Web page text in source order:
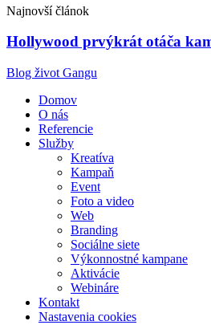
Najnovší článok
Hollywood prvýkrát otáča
Blog život Gangu
Domov
O nás
Referencie
Služby
Kreatíva
Kampaň
Event
Foto a video
Web
Branding
Sociálne siete
Výkonnostné kampane
Aktivácie
Webináre
Kontakt
Nastavenia cookies